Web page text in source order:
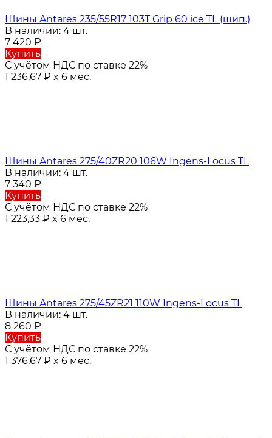
Шины Antares 235/55R17 103T Grip 60 ice TL (шип.)
В наличии: 4 шт.
7 420 ₽
Купить
С учётом НДС по ставке 22%
1 236,67 ₽ x 6 мес.
Шины Antares 275/40ZR20 106W Ingens-Locus TL
В наличии: 4 шт.
7 340 ₽
Купить
С учётом НДС по ставке 22%
1 223,33 ₽ x 6 мес.
Шины Antares 275/45ZR21 110W Ingens-Locus TL
В наличии: 4 шт.
8 260 ₽
Купить
С учётом НДС по ставке 22%
1 376,67 ₽ x 6 мес.